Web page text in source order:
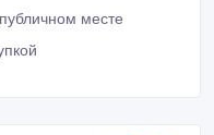
месте